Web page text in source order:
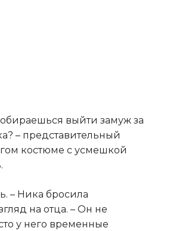
выйти замуж за
– представительный
костюме с усмешкой
– Ника бросила
на отца. – Он не
у него временные